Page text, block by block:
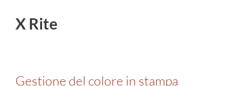
X Rite
Gestione del colore in stampa